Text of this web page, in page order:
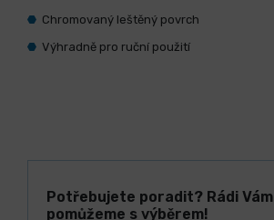
Chromovaný leštěný povrch
Výhradně pro ruční použití
Potřebujete poradit? Rádi Vám
pomůžeme s výběrem!